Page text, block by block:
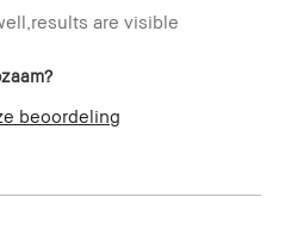
are visible
beoordeling